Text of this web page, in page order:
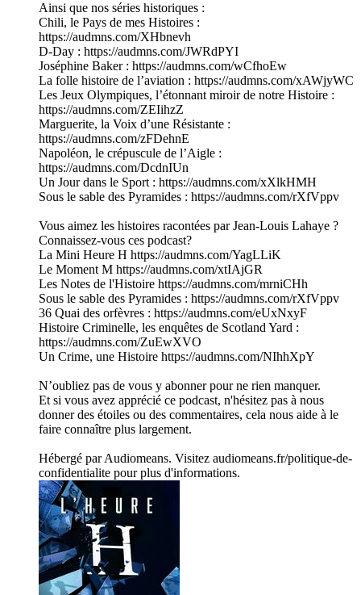
Ainsi que nos séries historiques :
Chili, le Pays de mes Histoires :
https://audmns.com/XHbnevh
D-Day : https://audmns.com/JWRdPYI
Joséphine Baker : https://audmns.com/wCfhoEw
La folle histoire de l’aviation : https://audmns.com/xAWjyWC
Les Jeux Olympiques, l’étonnant miroir de notre Histoire :
https://audmns.com/ZEIihzZ
Marguerite, la Voix d’une Résistante :
https://audmns.com/zFDehnE
Napoléon, le crépuscule de l’Aigle :
https://audmns.com/DcdnIUn
Un Jour dans le Sport : https://audmns.com/xXlkHMH
Sous le sable des Pyramides : https://audmns.com/rXfVppv
Vous aimez les histoires racontées par Jean-Louis Lahaye ?
Connaissez-vous ces podcast?
La Mini Heure H https://audmns.com/YagLLiK
Le Moment M https://audmns.com/xtIAjGR
Les Notes de l'Histoire https://audmns.com/mrniCHh
Sous le sable des Pyramides : https://audmns.com/rXfVppv
36 Quai des orfèvres : https://audmns.com/eUxNxyF
Histoire Criminelle, les enquêtes de Scotland Yard :
https://audmns.com/ZuEwXVO
Un Crime, une Histoire https://audmns.com/NIhhXpY
N’oubliez pas de vous y abonner pour ne rien manquer.
Et si vous avez apprécié ce podcast, n'hésitez pas à nous
donner des étoiles ou des commentaires, cela nous aide à le
faire connaître plus largement.
Hébergé par Audiomeans. Visitez audiomeans.fr/politique-de-
confidentialite pour plus d'informations.